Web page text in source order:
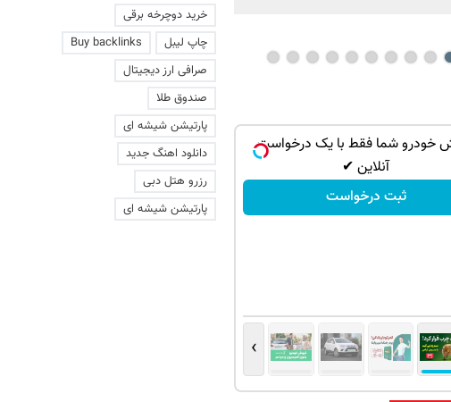
خودرو شما فقط با یک درخواست
آنلاین ✔
ثبت درخواست
›
خرید دوچرخه برقی
چاپ لیبل
Buy backlinks
صرافی ارز دیجیتال
صندوق طلا
پارتیشن شیشه ای
دانلود اهنگ جدید
رزرو هتل دبی
پارتیشن شیشه ای